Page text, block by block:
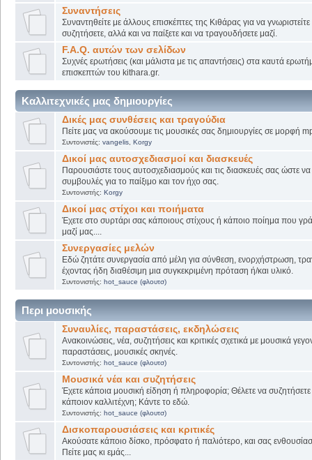
Συναντήσεις
Συναντηθείτε με άλλους επισκέπτες της Κιθάρας για να
συζητήσετε, αλλά και να παίξετε και να τραγουδήσετε μαζί.
F.A.Q. αυτών των σελίδων
Συχνές ερωτήσεις (και μάλιστα με τις απαντήσεις) στα καυτά
επισκεπτών του kithara.gr.
Καλλιτεχνικές μας δημιουργίες
Δικές μας συνθέσεις και τραγούδια
Πείτε μας να ακούσουμε τις μουσικές σας δημιουργίες σε μορφή
Συντονιστές: vangelis, Korgy
Δικοί μας αυτοσχεδιασμοί και διασκευές
Παρουσιάστε τους αυτοσχεδιασμούς και τις διασκευές σας ώστε να
συμβουλές για το παίξιμο και τον ήχο σας.
Συντονιστής: Korgy
Δικοί μας στίχοι και ποιήματα
Έχετε στο συρτάρι σας κάποιους στίχους ή κάποιο ποίημα που
μαζί μας....
Συνεργασίες μελών
Εδώ ζητάτε συνεργασία από μέλη για σύνθεση, ενορχήστρωση,
έχοντας ήδη διαθέσιμη μια συγκεκριμένη πρόταση ή/και υλικό.
Συντονιστής: hot_sauce (φλουτσ)
Περι μουσικής
Συναυλίες, παραστάσεις, εκδηλώσεις
Ανακοινώσεις, νέα, συζητήσεις και κριτικές σχετικά με μουσικά
παραστάσεις, μουσικές σκηνές.
Συντονιστής: hot_sauce (φλουτσ)
Μουσικά νέα και συζητήσεις
Έχετε κάποια μουσική είδηση ή πληροφορία; Θέλετε να
κάποιον καλλιτέχνη; Κάντε το εδώ.
Συντονιστής: hot_sauce (φλουτσ)
Δισκοπαρουσιάσεις και κριτικές
Ακούσατε κάποιο δίσκο, πρόσφατο ή παλιότερο, και σας
Πείτε μας κι εμάς...